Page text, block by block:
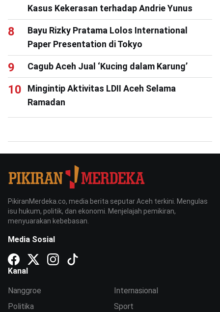
Kasus Kekerasan terhadap Andrie Yunus
Bayu Rizky Pratama Lolos International
Paper Presentation di Tokyo
Cagub Aceh Jual ‘Kucing dalam Karung’
Mingintip Aktivitas LDII Aceh Selama
Ramadan
PikiranMerdeka.co, media berita seputar Aceh terkini. Mengulas
isu hukum, politik, dan ekonomi. Menjelajah pemikiran,
menyuarakan kebebasan.
Media Sosial
Kanal
Nanggroe
Politika
Internasional
Sport